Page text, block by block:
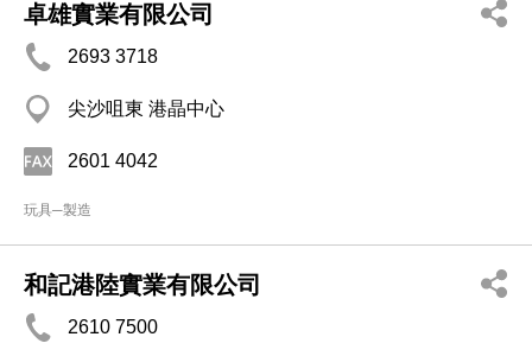
卓雄實業有限公司
2693 3718
尖沙咀東 港晶中心
2601 4042
玩具─製造
和記港陸實業有限公司
2610 7500